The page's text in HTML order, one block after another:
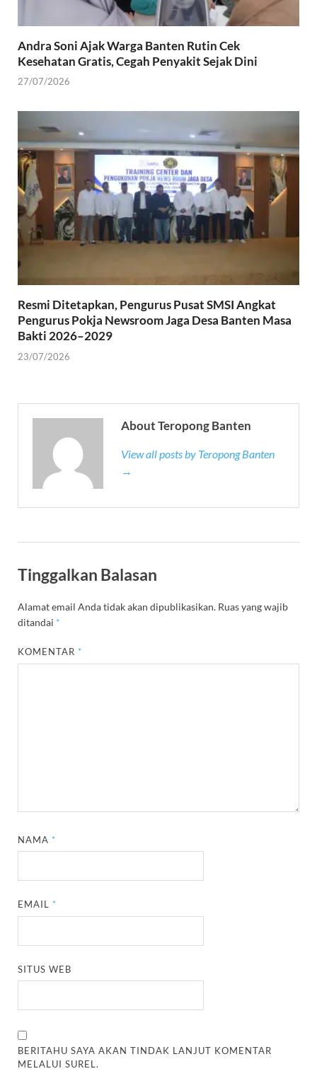
Andra Soni Ajak Warga Banten Rutin Cek
Kesehatan Gratis, Cegah Penyakit Sejak Dini
27/07/2026
Resmi Ditetapkan, Pengurus Pusat SMSI Angkat
Pengurus Pokja Newsroom Jaga Desa Banten Masa
Bakti 2026–2029
23/07/2026
About Teropong Banten
View all posts by Teropong Banten
→
Tinggalkan Balasan
Alamat email Anda tidak akan dipublikasikan. Ruas yang wajib
ditandai *
KOMENTAR *
NAMA *
EMAIL *
SITUS WEB
BERITAHU SAYA AKAN TINDAK LANJUT KOMENTAR
MELALUI SUREL.